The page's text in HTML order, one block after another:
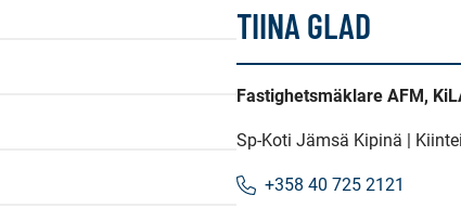
TIINA GLAD
Fastighetsmäklare AFM,
Sp-Koti Jämsä Kipinä |
+358 40 725 2121